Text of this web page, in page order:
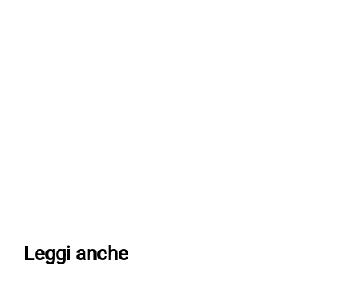
Leggi anche